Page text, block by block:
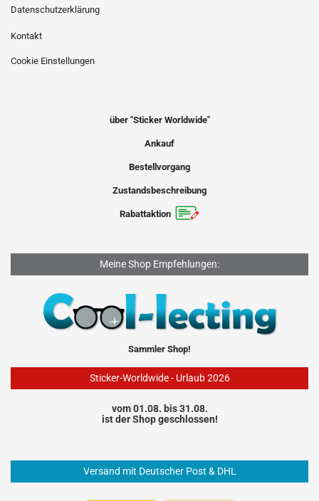
Datenschutzerklärung
Kontakt
Cookie Einstellungen
über "Sticker Worldwide"
Ankauf
Bestellvorgang
Zustandsbeschreibung
Rabattaktion
Meine Shop Empfehlungen:
Sammler Shop!
Sticker-Worldwide - Urlaub 2026
vom 01.08. bis 31.08.
ist der Shop geschlossen!
Versand mit Deutscher Post & DHL